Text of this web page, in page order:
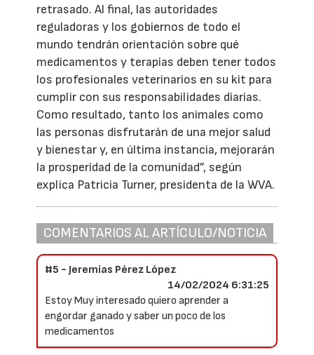
retrasado. Al final, las autoridades
reguladoras y los gobiernos de todo el
mundo tendrán orientación sobre qué
medicamentos y terapias deben tener todos
los profesionales veterinarios en su kit para
cumplir con sus responsabilidades diarias.
Como resultado, tanto los animales como
las personas disfrutarán de una mejor salud
y bienestar y, en última instancia, mejorarán
la prosperidad de la comunidad”, según
explica Patricia Turner, presidenta de la WVA.
COMENTARIOS AL ARTÍCULO/NOTICIA
#5 - Jeremias Pérez López
14/02/2024 6:31:25
Estoy Muy interesado quiero aprender a
engordar ganado y saber un poco de los
medicamentos